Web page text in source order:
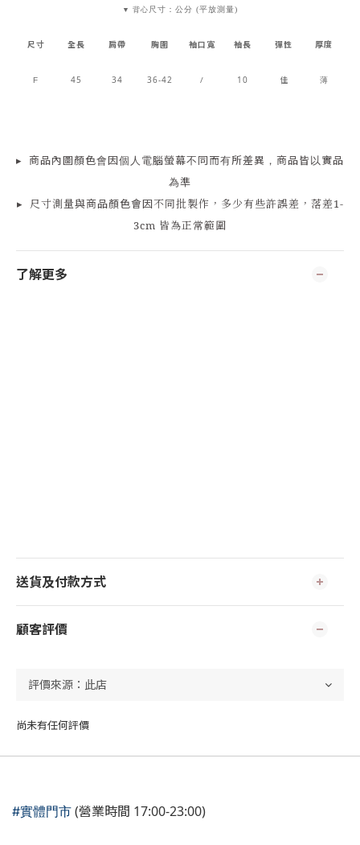
▼ 背心 尺寸：公分 (平放測量)
尺寸 全長 肩帶 胸圍 袖口寬 袖長 彈性 厚度
F 45 34 36-42 / 10 佳 薄
▸ 商品內圖顏色會因個人電腦螢幕不同而有所差異，商品皆以實品
為準
▸ 尺寸測量與商品顏色會因不同批製作，多少有些許誤差，落差1-
3cm 皆為正常範圍
了解更多
送貨及付款方式
顧客評價
尚未有任何評價
#實體門市 (營業時間 17:00-23:00)